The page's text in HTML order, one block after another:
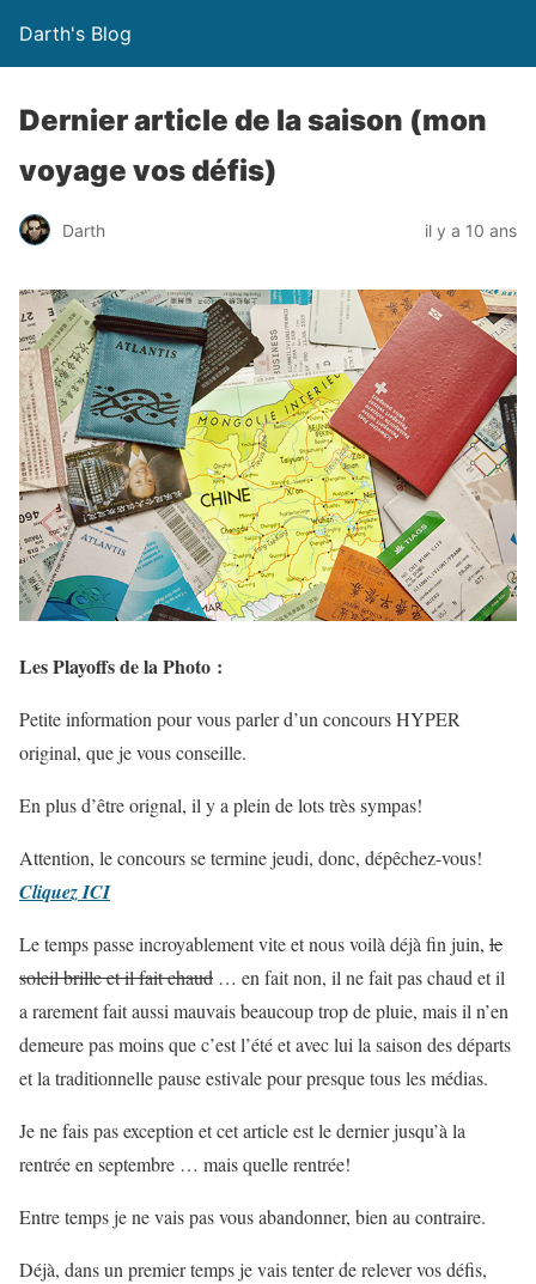
Darth's Blog
Dernier article de la saison (mon
voyage vos défis)
Darth il y a 10 ans
Les Playoffs de la Photo :
Petite information pour vous parler d’un concours HYPER
original, que je vous conseille.
En plus d’être orignal, il y a plein de lots très sympas!
Attention, le concours se termine jeudi, donc, dépêchez-vous!
Cliquez ICI
Le temps passe incroyablement vite et nous voilà déjà fin juin, le
soleil brille et il fait chaud … en fait non, il ne fait pas chaud et il
a rarement fait aussi mauvais beaucoup trop de pluie, mais il n’en
demeure pas moins que c’est l’été et avec lui la saison des départs
et la traditionnelle pause estivale pour presque tous les médias.
Je ne fais pas exception et cet article est le dernier jusqu’à la
rentrée en septembre … mais quelle rentrée!
Entre temps je ne vais pas vous abandonner, bien au contraire.
Déjà, dans un premier temps je vais tenter de relever vos défis,